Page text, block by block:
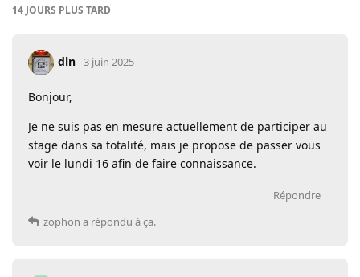
14 JOURS PLUS TARD
dln 3 juin 2025
Bonjour,
Je ne suis pas en mesure actuellement de participer au
stage dans sa totalité, mais je propose de passer vous
voir le lundi 16 afin de faire connaissance.
Répondre
zophon a répondu à ça.